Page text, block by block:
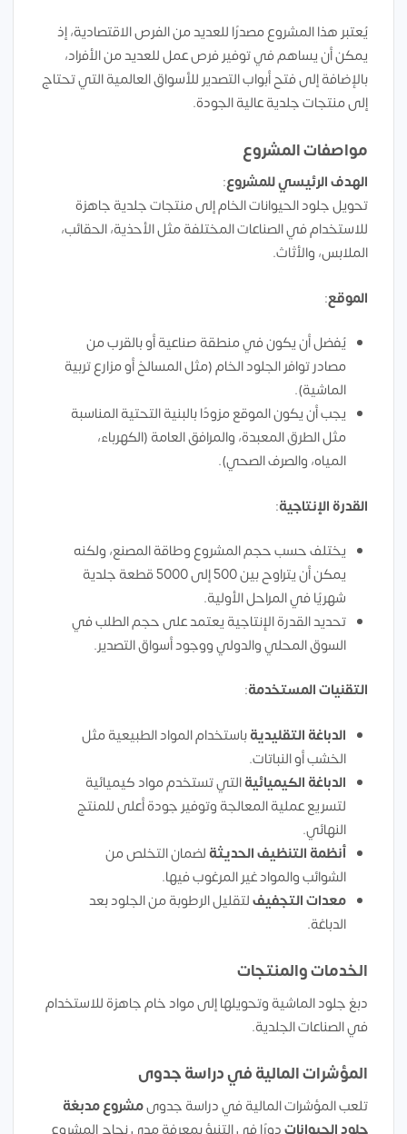
يُعتبر هذا المشروع مصدرًا للعديد من الفرص الاقتصادية، إذ
يمكن أن يساهم في توفير فرص عمل للعديد من الأفراد،
بالإضافة إلى فتح أبواب التصدير للأسواق العالمية التي تحتاج
إلى منتجات جلدية عالية الجودة.
مواصفات المشروع
الهدف الرئيسي للمشروع:
تحويل جلود الحيوانات الخام إلى منتجات جلدية جاهزة
للاستخدام في الصناعات المختلفة مثل الأحذية، الحقائب،
الملابس، والأثاث.
الموقع:
يُفضل أن يكون في منطقة صناعية أو بالقرب من
مصادر توافر الجلود الخام (مثل المسالخ أو مزارع تربية
الماشية).
يجب أن يكون الموقع مزودًا بالبنية التحتية المناسبة
مثل الطرق المعبدة، والمرافق العامة (الكهرباء،
المياه، والصرف الصحي).
القدرة الإنتاجية:
يختلف حسب حجم المشروع وطاقة المصنع، ولكنه
يمكن أن يتراوح بين 500 إلى 5000 قطعة جلدية
شهريًا في المراحل الأولية.
تحديد القدرة الإنتاجية يعتمد على حجم الطلب في
السوق المحلي والدولي ووجود أسواق التصدير.
التقنيات المستخدمة:
الدباغة التقليديةباستخدام المواد الطبيعية مثل
الخشب أو النباتات.
الدباغة الكيميائيةالتي تستخدم مواد كيميائية
لتسريع عملية المعالجة وتوفير جودة أعلى للمنتج
النهائي.
أنظمة التنظيف الحديثة لضمان التخلص من
الشوائب والمواد غير المرغوب فيها.
معدات التجفيفلتقليل الرطوبة من الجلود بعد
الدباغة.
الخدمات والمنتجات
دبغ جلود الماشية وتحويلها إلى مواد خام جاهزة للاستخدام
في الصناعات الجلدية.
المؤشرات المالية في دراسة جدوى
تلعب المؤشرات المالية في دراسة جدوىمشروع مدبغة